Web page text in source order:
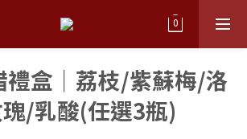
盒｜荔枝/紫蘇梅/洛
/乳酸(任選3瓶)